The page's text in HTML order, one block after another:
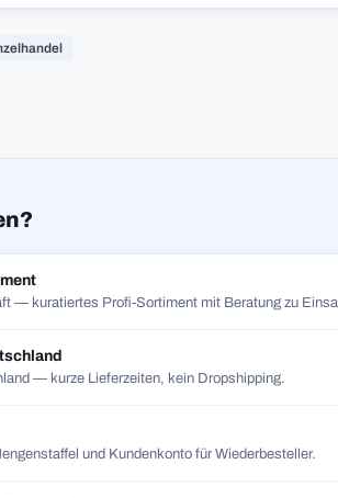
— kuratiertes Profi-Sortiment mit Beratung zu
— kurze Lieferzeiten, kein Dropshipping.
und Kundenkonto für Wiederbesteller.